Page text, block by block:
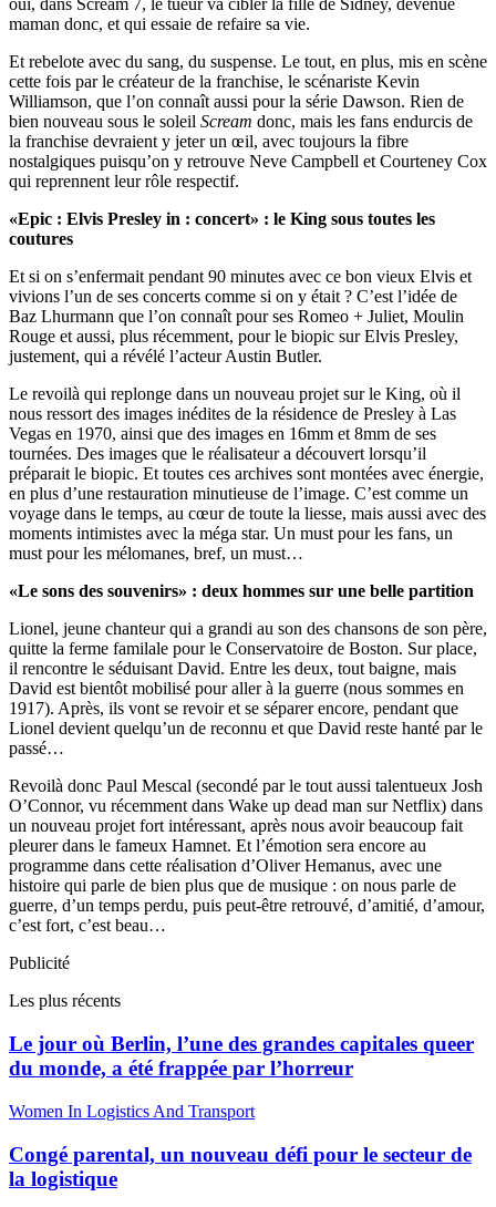
oui, dans Scream 7, le tueur va cibler la fille de Sidney, devenue
maman donc, et qui essaie de refaire sa vie.
Et rebelote avec du sang, du suspense. Le tout, en plus, mis en scène
cette fois par le créateur de la franchise, le scénariste Kevin
Williamson, que l’on connaît aussi pour la série Dawson. Rien de
bien nouveau sous le soleil Scream donc, mais les fans endurcis de
la franchise devraient y jeter un œil, avec toujours la fibre
nostalgiques puisqu’on y retrouve Neve Campbell et Courteney Cox
qui reprennent leur rôle respectif.
«Epic : Elvis Presley in : concert» : le King sous toutes les
coutures
Et si on s’enfermait pendant 90 minutes avec ce bon vieux Elvis et
vivions l’un de ses concerts comme si on y était ? C’est l’idée de
Baz Lhurmann que l’on connaît pour ses Romeo + Juliet, Moulin
Rouge et aussi, plus récemment, pour le biopic sur Elvis Presley,
justement, qui a révélé l’acteur Austin Butler.
Le revoilà qui replonge dans un nouveau projet sur le King, où il
nous ressort des images inédites de la résidence de Presley à Las
Vegas en 1970, ainsi que des images en 16mm et 8mm de ses
tournées. Des images que le réalisateur a découvert lorsqu’il
préparait le biopic. Et toutes ces archives sont montées avec énergie,
en plus d’une restauration minutieuse de l’image. C’est comme un
voyage dans le temps, au cœur de toute la liesse, mais aussi avec des
moments intimistes avec la méga star. Un must pour les fans, un
must pour les mélomanes, bref, un must…
«Le sons des souvenirs» : deux hommes sur une belle partition
Lionel, jeune chanteur qui a grandi au son des chansons de son père,
quitte la ferme familale pour le Conservatoire de Boston. Sur place,
il rencontre le séduisant David. Entre les deux, tout baigne, mais
David est bientôt mobilisé pour aller à la guerre (nous sommes en
1917). Après, ils vont se revoir et se séparer encore, pendant que
Lionel devient quelqu’un de reconnu et que David reste hanté par le
passé…
Revoilà donc Paul Mescal (secondé par le tout aussi talentueux Josh
O’Connor, vu récemment dans Wake up dead man sur Netflix) dans
un nouveau projet fort intéressant, après nous avoir beaucoup fait
pleurer dans le fameux Hamnet. Et l’émotion sera encore au
programme dans cette réalisation d’Oliver Hemanus, avec une
histoire qui parle de bien plus que de musique : on nous parle de
guerre, d’un temps perdu, puis peut-être retrouvé, d’amitié, d’amour,
c’est fort, c’est beau…
Publicité
Les plus récents
Le jour où Berlin, l’une des grandes capitales queer
du monde, a été frappée par l’horreur
Women In Logistics And Transport
Congé parental, un nouveau défi pour le secteur de
la logistique